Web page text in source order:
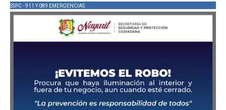
SSPC - 911 Y 089 EMERGENCIAS